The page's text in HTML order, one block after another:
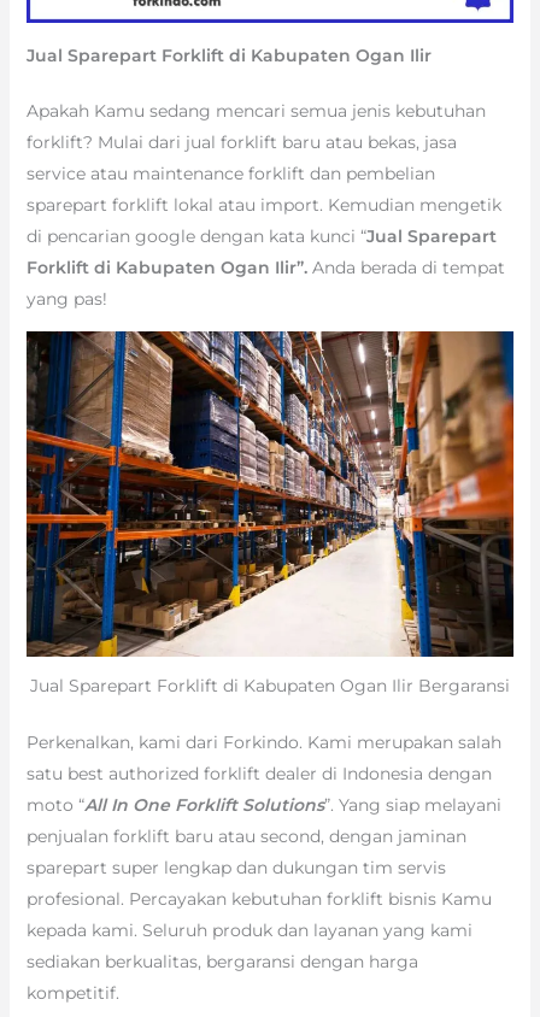
Jual Sparepart Forklift di Kabupaten Ogan Ilir
Apakah Kamu sedang mencari semua jenis kebutuhan
forklift? Mulai dari jual forklift baru atau bekas, jasa
service atau maintenance forklift dan pembelian
sparepart forklift lokal atau import. Kemudian mengetik
di pencarian google dengan kata kunci “Jual Sparepart
Forklift di Kabupaten Ogan Ilir”. Anda berada di tempat
yang pas!
Jual Sparepart Forklift di Kabupaten Ogan Ilir Bergaransi
Perkenalkan, kami dari Forkindo. Kami merupakan salah
satu best authorized forklift dealer di Indonesia dengan
moto “All In One Forklift Solutions”. Yang siap melayani
penjualan forklift baru atau second, dengan jaminan
sparepart super lengkap dan dukungan tim servis
profesional. Percayakan kebutuhan forklift bisnis Kamu
kepada kami. Seluruh produk dan layanan yang kami
sediakan berkualitas, bergaransi dengan harga
kompetitif.